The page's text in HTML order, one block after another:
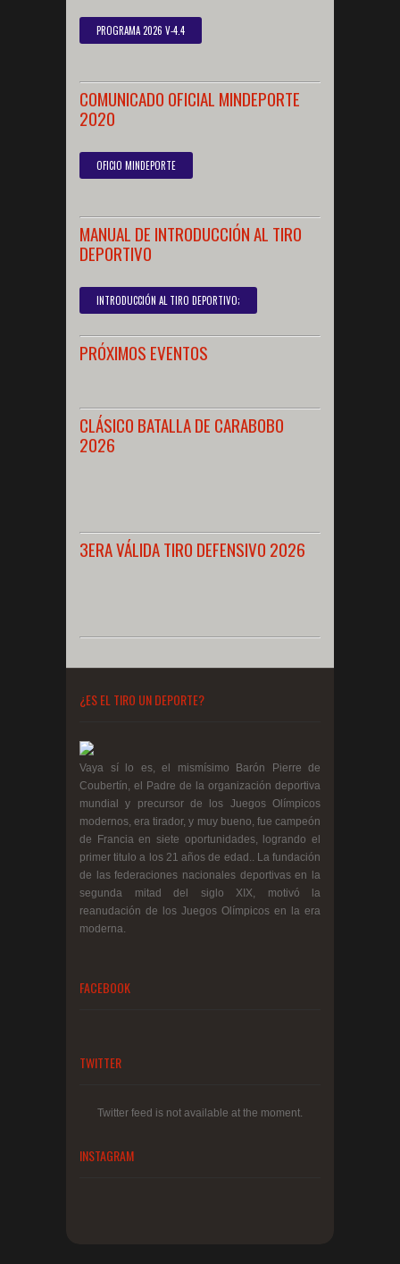
PROGRAMA 2026 V-4.4
COMUNICADO OFICIAL MINDEPORTE
2020
OFICIO MINDEPORTE
MANUAL DE INTRODUCCIÓN AL TIRO
DEPORTIVO
INTRODUCCIÓN AL TIRO DEPORTIVO;
PRÓXIMOS EVENTOS
CLÁSICO BATALLA DE CARABOBO
2026
3ERA VÁLIDA TIRO DEFENSIVO 2026
¿ES EL TIRO UN DEPORTE?
Vaya sí lo es, el mismísimo Barón Pierre de
Coubertín, el Padre de la organización deportiva
mundial y precursor de los Juegos Olímpicos
modernos, era tirador, y muy bueno, fue campeón
de Francia en siete oportunidades, logrando el
primer titulo a los 21 años de edad.. La fundación
de las federaciones nacionales deportivas en la
segunda mitad del siglo XIX, motivó la
reanudación de los Juegos Olímpicos en la era
moderna.
FACEBOOK
TWITTER
Twitter feed is not available at the moment.
INSTAGRAM